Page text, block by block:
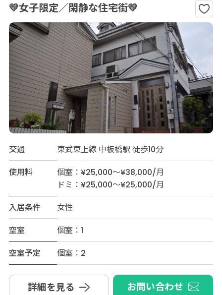
💛女子限定／閑静な住宅街💛
交通
東武東上線 中板橋駅 徒歩10分
使用料
個室：¥25,000～¥38,000/月
ドミ：¥25,000～¥25,000/月
入居条件
女性
空室
個室：1
空室予定
個室：2
詳細を見る お問い合わせ